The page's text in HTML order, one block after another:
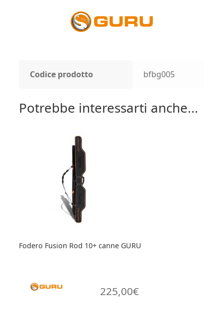
Codice prodotto bfbg005
Potrebbe interessarti anche...
Fodero Fusion Rod 10+ canne GURU
225,00€